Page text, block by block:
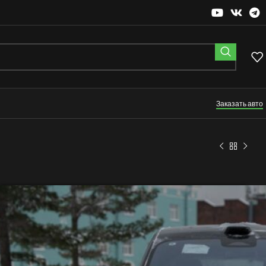
Заказать авто
Lixiang L9
7 500 000₽
Цена в евро: 75 000